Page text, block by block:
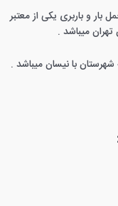
زمینه حمل بار و باربری یکی از معتبر
میباشد .
شهرستان با نیسان میباشد .